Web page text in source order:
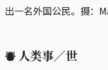
出一名外国公民。摄：
⛇ 人类事／世